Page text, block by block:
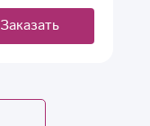
Заказать